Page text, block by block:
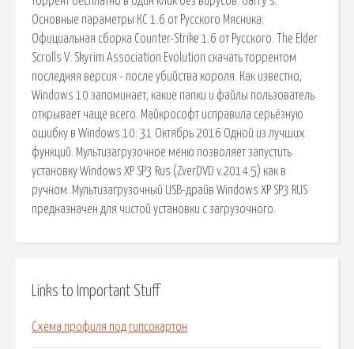
Основные параметры КС 1.6 от Русского Мясника:
Официальная сборка Counter-Strike 1.6 от Русского. The Elder
Scrolls V: Skyrim Association Evolution скачать торрентом
последняя версия - после убийства короля. Как известно,
Windows 10 запоминает, какие папки и файлы пользователь
открывает чаще всего. Майкрософт исправила серьёзную
ошибку в Windows 10: 31 Октябрь 2016 Одной из лучших
функций. Мультизагрузочное меню позволяет запустить
установку Windows XP SP3 Rus (ZverDVD v.2014.5) как в
ручном. Мультизагрузочный USB-драйв Windows XP SP3 RUS
предназначен для чистой установки с загрузочного.
Links to Important Stuff
Схема профиля под гипсокартон